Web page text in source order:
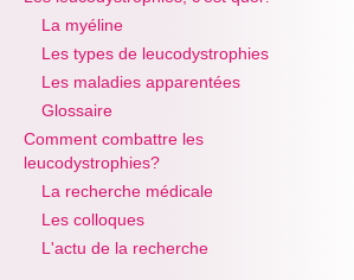
La myéline
Les types de leucodystrophies
Les maladies apparentées
Glossaire
Comment combattre les
leucodystrophies?
La recherche médicale
Les colloques
L'actu de la recherche